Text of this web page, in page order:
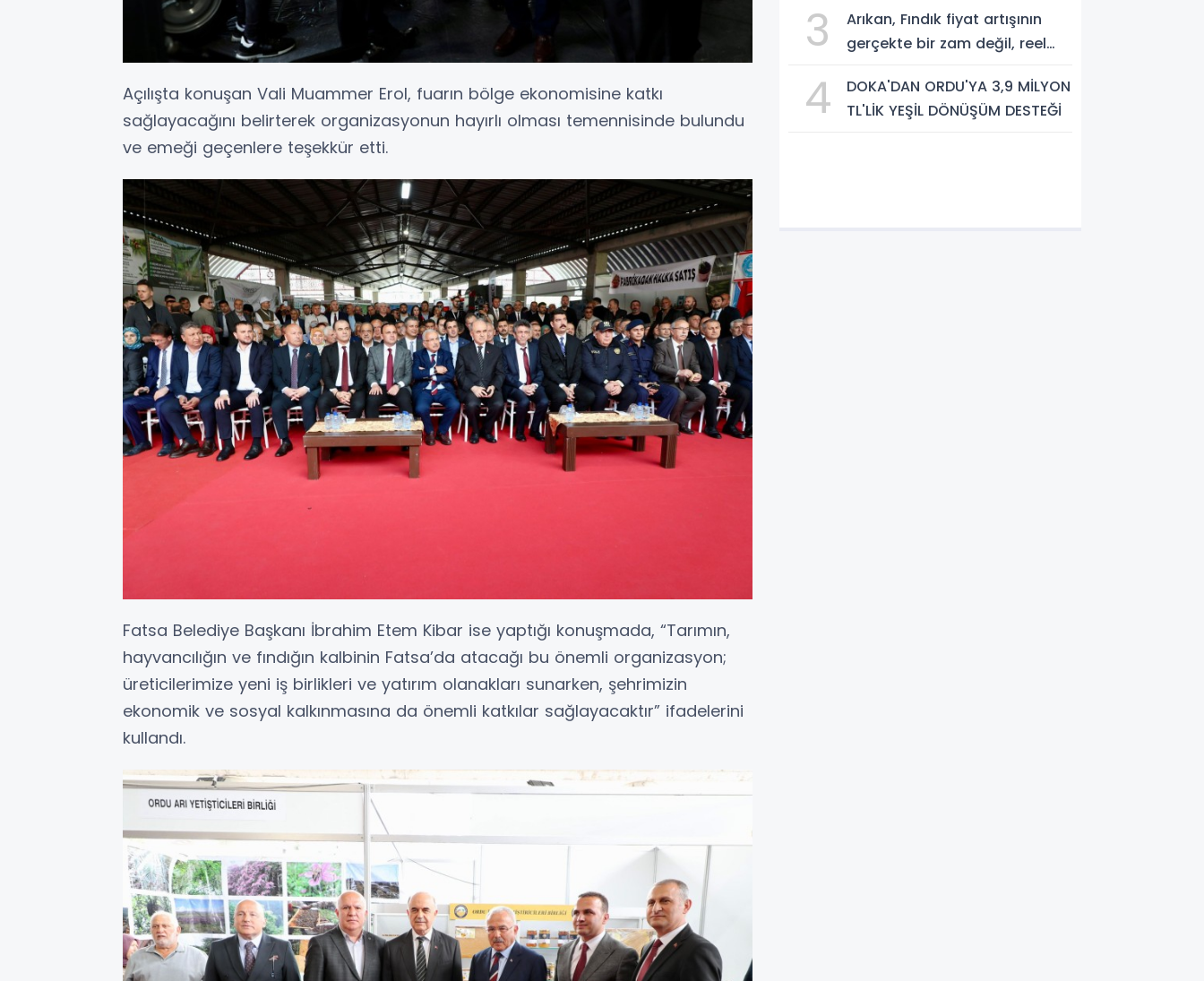
Açılışta konuşan Vali Muammer Erol, fuarın bölge ekonomisine katkı
sağlayacağını belirterek organizasyonun hayırlı olması temennisinde bulundu
ve emeği geçenlere teşekkür etti.
Fatsa Belediye Başkanı İbrahim Etem Kibar ise yaptığı konuşmada, “Tarımın,
hayvancılığın ve fındığın kalbinin Fatsa’da atacağı bu önemli organizasyon;
üreticilerimize yeni iş birlikleri ve yatırım olanakları sunarken, şehrimizin
ekonomik ve sosyal kalkınmasına da önemli katkılar sağlayacaktır” ifadelerini
kullandı.
Koparır"
3
Arıkan, Fındık fiyat artışının
gerçekte bir zam değil, reel
savundu.
4
DOKA'DAN ORDU'YA 3,9 MİLYON
TL'LİK YEŞİL DÖNÜŞÜM DESTEĞİ